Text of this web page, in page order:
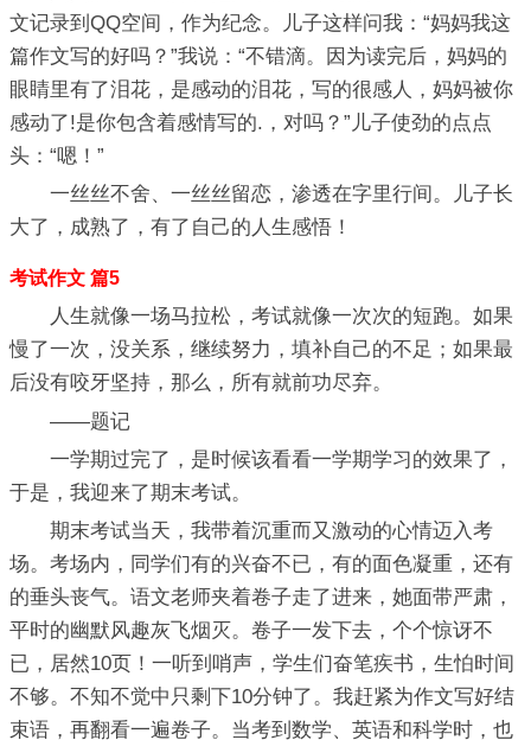
文记录到QQ空间，作为纪念。儿子这样问我：“妈妈我这
篇作文写的好吗？”我说：“不错滴。因为读完后，妈妈的
眼睛里有了泪花，是感动的泪花，写的很感人，妈妈被你
感动了!是你包含着感情写的.，对吗？”儿子使劲的点点
头：“嗯！”
一丝丝不舍、一丝丝留恋，渗透在字里行间。儿子长
大了，成熟了，有了自己的人生感悟！
考试作文 篇5
人生就像一场马拉松，考试就像一次次的短跑。如果
慢了一次，没关系，继续努力，填补自己的不足；如果最
后没有咬牙坚持，那么，所有就前功尽弃。
——题记
一学期过完了，是时候该看看一学期学习的效果了，
于是，我迎来了期末考试。
期末考试当天，我带着沉重而又激动的心情迈入考
场。考场内，同学们有的兴奋不已，有的面色凝重，还有
的垂头丧气。语文老师夹着卷子走了进来，她面带严肃，
平时的幽默风趣灰飞烟灭。卷子一发下去，个个惊讶不
已，居然10页！一听到哨声，学生们奋笔疾书，生怕时间
不够。不知不觉中只剩下10分钟了。我赶紧为作文写好结
束语，再翻看一遍卷子。当考到数学、英语和科学时，也